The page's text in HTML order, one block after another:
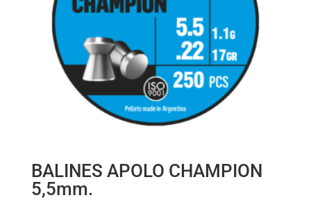
BALINES APOLO CHAMPION
5,5mm.